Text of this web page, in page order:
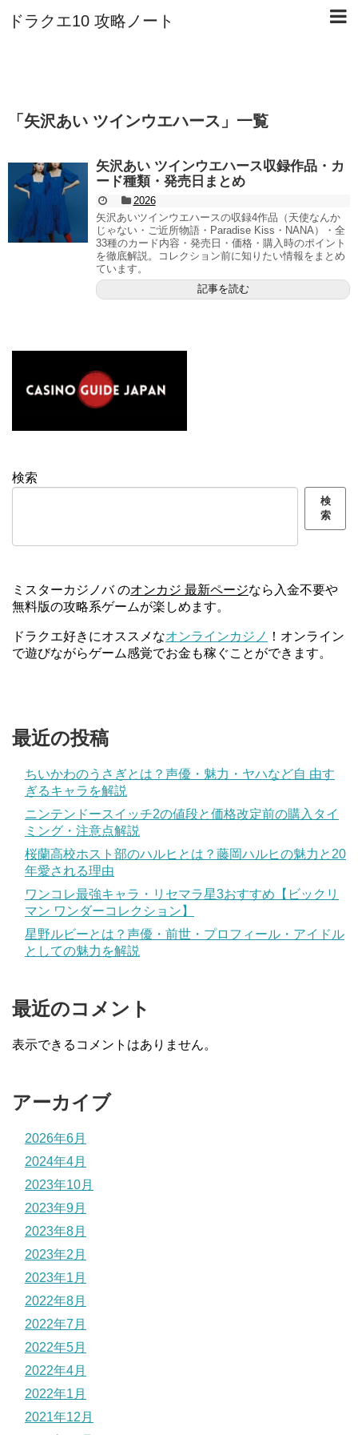
ドラクエ10 攻略ノート
「 矢沢あい ツインウエハース 」 一覧
矢沢あい ツインウエハース収録作品・カ
ード種類・発売日まとめ
2026
矢沢あいツインウエハースの収録4作品（天使なんか
じゃない・ご近所物語・Paradise Kiss・NANA）・全
33種のカード内容・発売日・価格・購入時のポイント
を徹底解説。コレクション前に知りたい情報をまとめ
ています。
記事を読む
検索
検
索
ミスターカジノバ のオンカジ 最新ページなら入金不要や
無料版の攻略系ゲームが楽しめます。
ドラクエ好きにオススメなオンラインカジノ ！オンライン
で遊びながらゲーム感覚でお金も稼ぐことができます。
最近の投稿
ちいかわのうさぎとは？声優・魅力・ヤハなど自 由す
ぎるキャラを解説
ニンテンドースイッチ2の値段と価格改定前の購入タイ
ミング・注意点解説
桜蘭高校ホスト部のハルヒとは？藤岡ハルヒの魅力と20
年愛される理由
ワンコレ最強キャラ・リセマラ星3おすすめ【ビックリ
マン ワンダーコレクション】
星野ルビーとは？声優・前世・プロフィール・アイドル
としての魅力を解説
最近のコメント
表示できるコメントはありません。
アーカイブ
2026年6月
2024年4月
2023年10月
2023年9月
2023年8月
2023年2月
2023年1月
2022年8月
2022年7月
2022年5月
2022年4月
2022年1月
2021年12月